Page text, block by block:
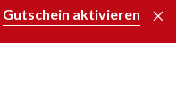
Gutschein aktivieren